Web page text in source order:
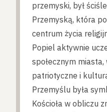
przemyski, był
Przemyską, która
centrum życia
Popiel aktywnie
społecznym
patriotyczne i
Przemyślu była
Kościoła w obliczu